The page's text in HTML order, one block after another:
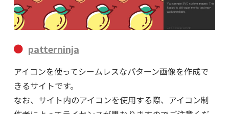
patterninja
アイコンを使ってシームレスなパターン画像を作成で
きるサイトです。
なお、サイト内のアイコンを使用する際、アイコン制